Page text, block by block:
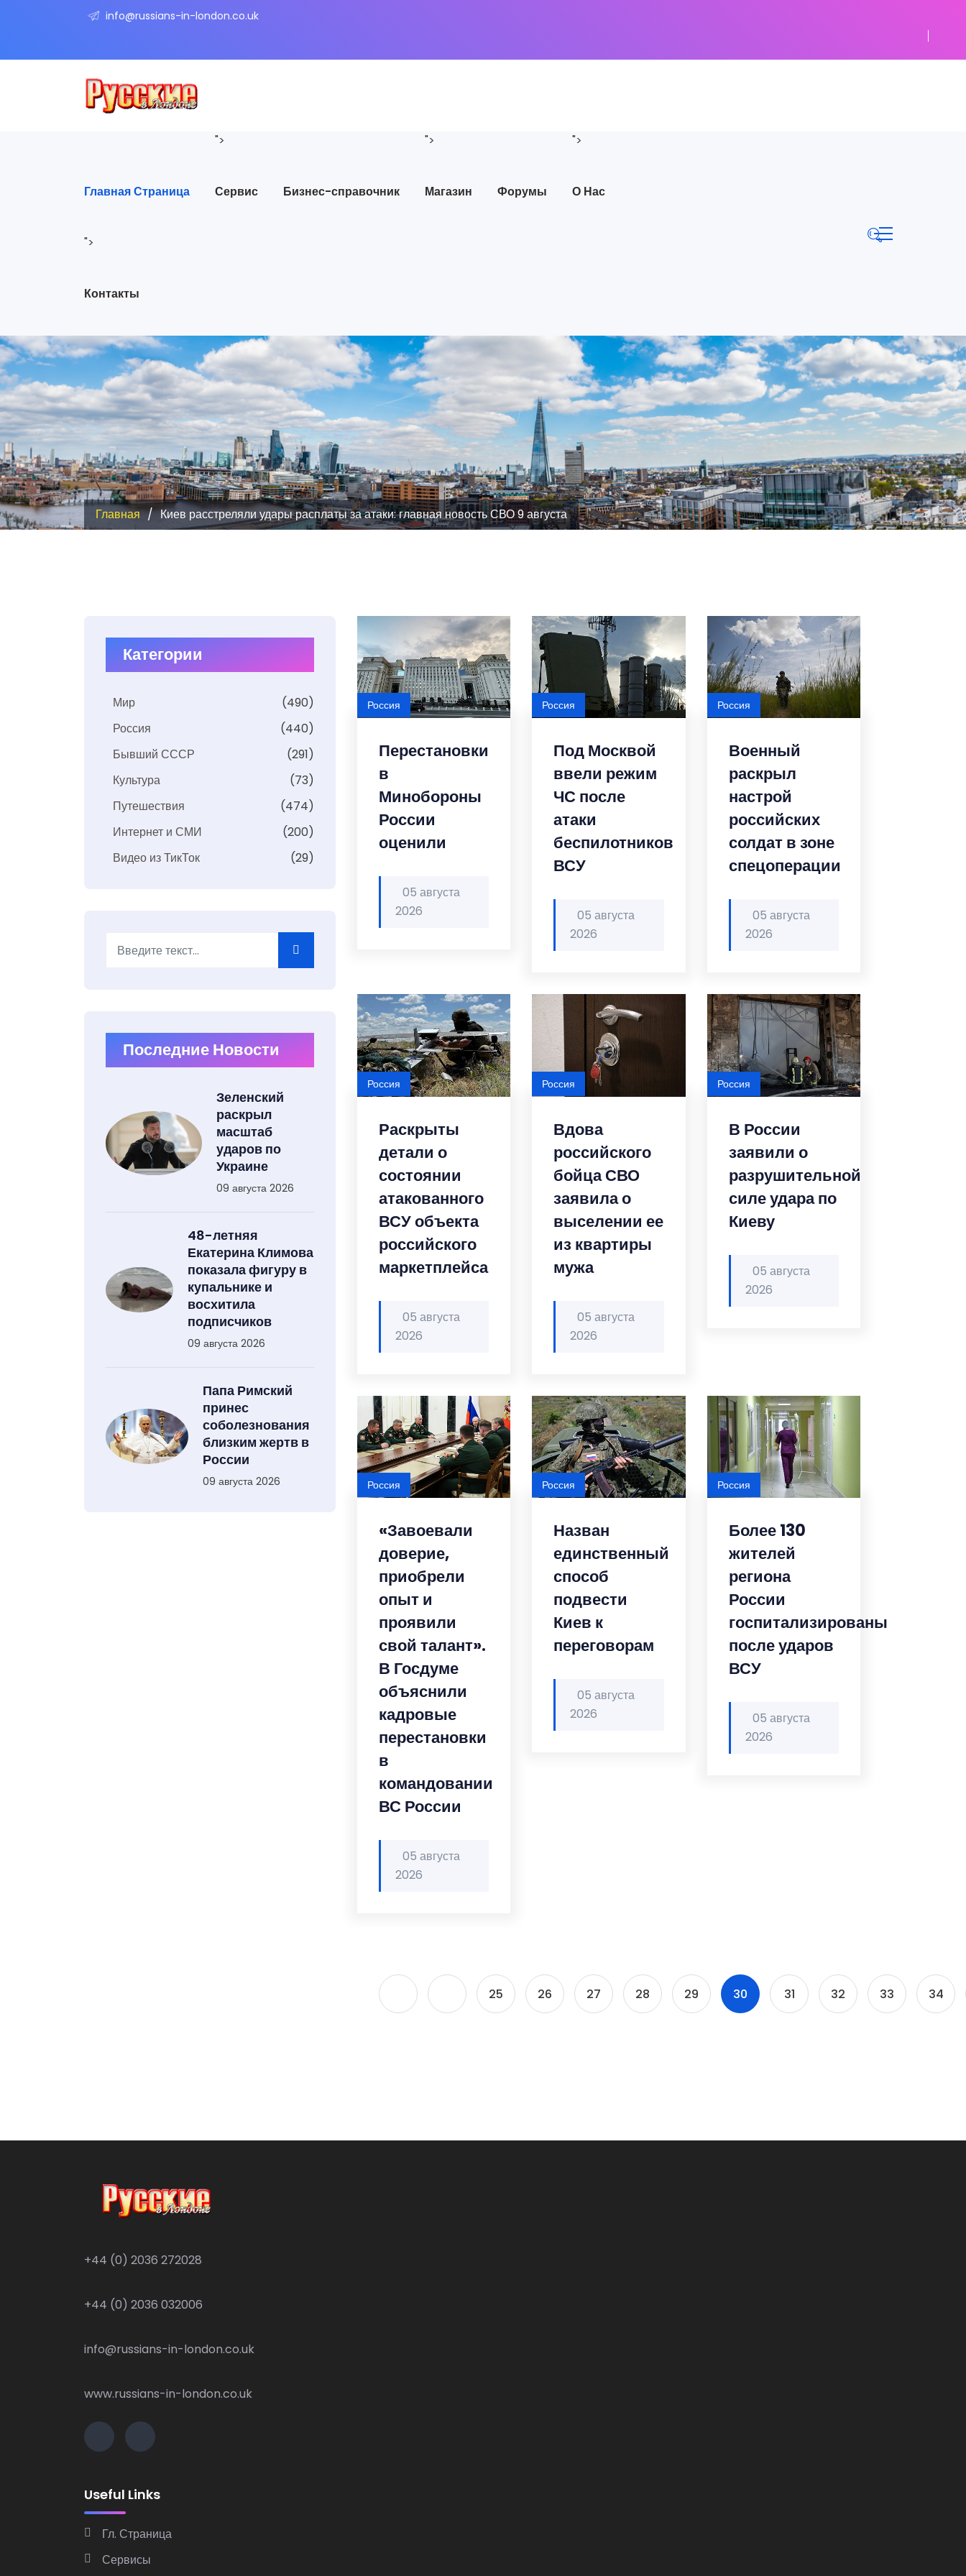
info@russians-in-london.co.uk
Главная Страница
">
Сервис Бизнес-справочник
">
Магазин Форумы
">
О Нас
">
Контакты
Главная Киев расстреляли удары расплаты за атаки: главная новость СВО 9 августа
Категории
Мир
(490)
Россия
(440)
Бывший СССР
(291)
Культура
(73)
Путешествия
(474)
Интернет и СМИ
(200)
Видео из ТикТок
(29)
Последние Новости
Зеленский
раскрыл
масштаб
ударов по
Украине
09 августа 2026
48-летняя
Екатерина Климова
показала фигуру в
купальнике и
восхитила
подписчиков
09 августа 2026
Папа Римский
принес
соболезнования
близким жертв в
России
09 августа 2026
Перестановки
в
Минобороны
России
оценили
05 августа
2026
Россия
Под Москвой
ввели режим
ЧС после
атаки
беспилотников
ВСУ
05 августа
2026
Россия
Военный
раскрыл
настрой
российских
солдат в зоне
спецоперации
05 августа
2026
Россия
Раскрыты
детали о
состоянии
атакованного
ВСУ объекта
российского
маркетплейса
05 августа
2026
Россия
Вдова
российского
бойца СВО
заявила о
выселении ее
из квартиры
мужа
05 августа
2026
Россия
В России
заявили о
разрушительной
силе удара по
Киеву
05 августа
2026
Россия
«Завоевали
доверие,
приобрели
опыт и
проявили
свой талант».
В Госдуме
объяснили
кадровые
перестановки
в
командовании
ВС России
05 августа
2026
Россия
Назван
единственный
способ
подвести
Киев к
переговорам
05 августа
2026
Россия
Более 130
жителей
региона
России
госпитализированы
после ударов
ВСУ
05 августа
2026
Россия
25 26 27 28 29 30 31 32 33 34
+44 (0) 2036 272028
+44 (0) 2036 032006
info@russians-in-london.co.uk
www.russians-in-london.co.uk
Useful Links
Гл. Страница
Сервисы